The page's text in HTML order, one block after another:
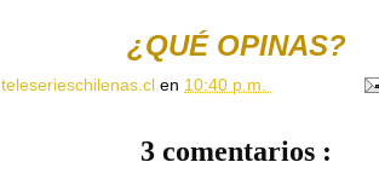
¿QUÉ OPINAS?
teleserieschilenas.cl en 10:40 p.m.
3 comentarios :